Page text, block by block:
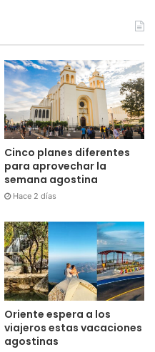
Cinco planes diferentes
para aprovechar la
semana agostina
Hace 2 días
Oriente espera a los
viajeros estas vacaciones
agostinas